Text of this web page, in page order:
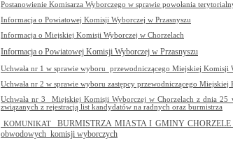
Postanowienie Komisarza Wyborczego w sprawie powołania
Informacja o Powiatowej Komisji Wyborczej w Przasnyszu
Informacja o Miejskiej Komisji Wyborczej w Chorzelach
Informacja o Powiatowej Komisji Wyborczej w Przasnyszu
Uchwała nr 1 w sprawie wyboru przewodniczącego Miejskiej Komisji
Uchwała nr 2 w sprawie wyboru zastępcy przewodniczącego
Uchwała nr 3 Miejskiej Komisji Wyborczej w Chorzelach z dnia
związanych z rejestracją list kandydatów na radnych oraz burmistrza
KOMUNIKAT BURMISTRZA MIASTA I GMINY CHORZELE
obwodowych komisji wyborczych